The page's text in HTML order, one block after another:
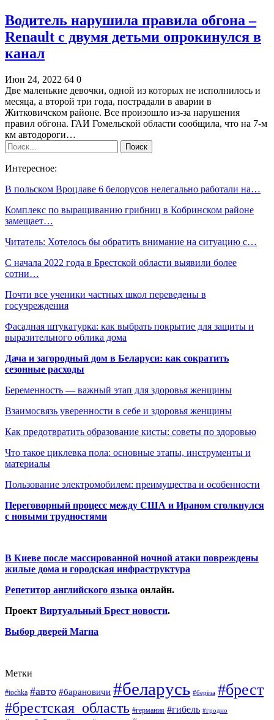
Водитель нарушила правила обгона –
Renault с двумя детьми опрокинулся в
канал
Июн 24, 2022 64 0
Две маленькие девочки, одной из которых не исполнилось и
месяца, а второй три года, пострадали в аварии в
Житковичском районе. Все произошло из-за нарушения
правил обгона. ГАИ Гомельской области сообщила, что на 7-м
км автодороги…
Интересное:
В польском Вроцлаве 6 белорусов нелегально работали на…
Комплекс по выращиванию грибниц в Кобринском районе
замещает…
Читатель: Хотелось бы обратить внимание на ситуацию с…
С начала 2022 года в Брестской области выявили более
сотни…
Почти все ученики частных школ переведены в
госучреждения
Фасадная штукатурка: как выбрать покрытие для защиты и
выразительного облика дома
Дача и загородный дом в Беларуси: как сократить
сезонные расходы
Беременность — важный этап для здоровья женщины
Взаимосвязь уверенности в себе и здоровья женщины
Как предотвратить образование кисты: советы по здоровью
Что такое циклевка пола: основные этапы, инструменты и
материалы
Пользование электромобилем: преимущества и особенности
Переговорный процесс между США и Ираном столкнулся
с новыми трудностями
В Киеве после массированной ночной атаки повреждены
жилые дома и городская инфраструктура
Репетитор английского языка онлайн.
Проект Виртуальный Брест новости.
Выбор дверей Магна
Метки
#tochka #авто #барановичи #беларусь #берёза #брест
#брестская_область #германия #гибель #гродно